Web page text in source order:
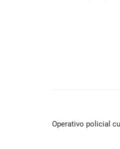
Operativo policial